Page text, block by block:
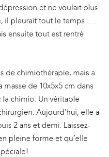
et ne voulait plus
il pleurait tout le temps…..
ensuite tout est rentré
de chimiothérapie, mais a
de 10x5x5 cm dans
la chimio. Un véritable
Aujourd’hui, elle a
2 ans et demi. Laissez-
pleine forme et qu’elle